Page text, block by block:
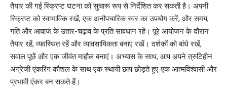
तैयार की गई स्क्रिप्ट घटना को सुचारू रूप से निर्देशित कर सकती है। अपनी
स्क्रिप्ट को स्वाभाविक रखें, एक अनौपचारिक स्वर का उपयोग करें, और समय,
गति और आवाज के उतार-चढ़ाव के प्रति सावधान रहें। पूरे आयोजन के दौरान
तैयार रहें, व्यवस्थित रहें और व्यावसायिकता बनाए रखें। दर्शकों को बांधे रखें,
सवाल पूछें और एक जीवंत माहौल बनाएं। अभ्यास के साथ, आप अपने त्रुटिहीन
अंग्रेजी एंकरिंग कौशल के साथ एक स्थायी छाप छोड़ते हुए एक आत्मविश्वासी और
प्रभावी एंकर बन सकते हैं।